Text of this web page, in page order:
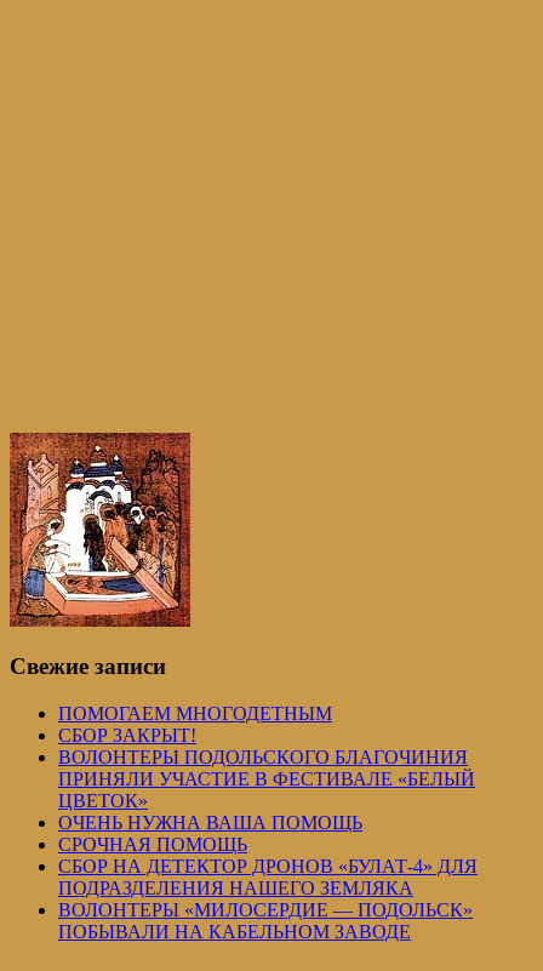
Свежие записи
ПОМОГАЕМ МНОГОДЕТНЫМ
СБОР ЗАКРЫТ!
ВОЛОНТЕРЫ ПОДОЛЬСКОГО БЛАГОЧИНИЯ
ПРИНЯЛИ УЧАСТИЕ В ФЕСТИВАЛЕ «БЕЛЫЙ
ЦВЕТОК»
ОЧЕНЬ НУЖНА ВАША ПОМОЩЬ
СРОЧНАЯ ПОМОЩЬ
СБОР НА ДЕТЕКТОР ДРОНОВ «БУЛАТ-4» ДЛЯ
ПОДРАЗДЕЛЕНИЯ НАШЕГО ЗЕМЛЯКА
ВОЛОНТЕРЫ «МИЛОСЕРДИЕ — ПОДОЛЬСК»
ПОБЫВАЛИ НА КАБЕЛЬНОМ ЗАВОДЕ